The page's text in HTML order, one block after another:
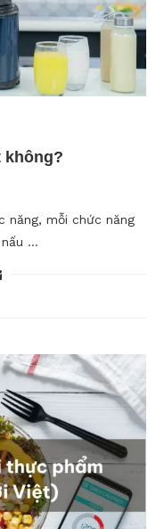
không?
năng, mỗi chức năng
…